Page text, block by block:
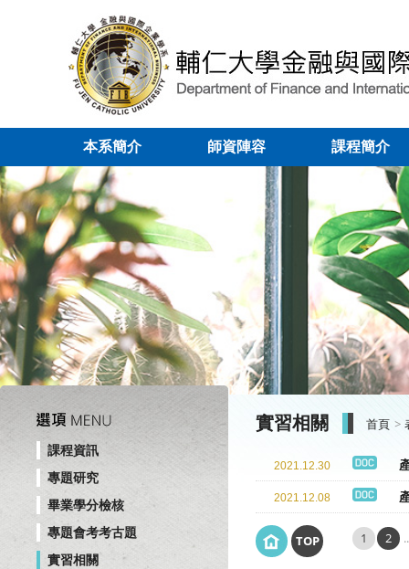
本系簡介 師資陣容 課程簡介
課程資訊
專題研究
畢業學分檢核
專題會考考古題
實習相關
實習相關 首頁
2021.12.30
2021.12.08
TOP 1 2